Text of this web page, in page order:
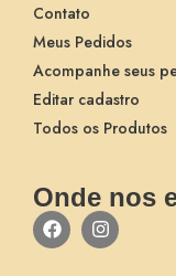
Contato
Meus Pedidos
Acompanhe seus
Editar cadastro
Todos os Produtos
Onde nos